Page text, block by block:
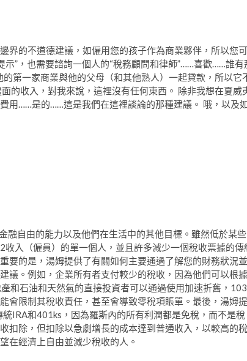
界的不道德建議，如僱用您的孩子作為商業夥伴，所以您可
”，也需要諮詢一個人的“稅務顧問和律師”……喜歡……誰有
第一家商業與他的父母（和其他熟人）一起貸款，所以它
的收入，對我來說，這裡沒有任何東西。 除非我想在夏威
用……是的……這是我們在這裡談論的那種建議。 哦，以及
自由的能力以及他們在生活中的其他目標。雖然低於某些
入（僱員）的單一個人，並且許多減少一個稅收票據的傳
要的是，湯姆提供了有關如何主要通過了解您的財務狀況並
議。例如，企業所有者支付較少的稅收，因為他們可以根據
和石油和天然氣的直接投資者可以通過使用加速折舊，
會限制其稅收責任，甚至會導致零稅項賬單。最後，湯姆提
IRA和401ks，因為羅斯內的所有利潤都是免稅，而不是稅
扣除，但扣除以急劇增長的成本達到普通收入，以較高的稅
在經濟上自由並減少稅收的人。